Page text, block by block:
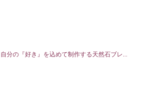
自分の『好き』を込めて制作する天然石ブレ...